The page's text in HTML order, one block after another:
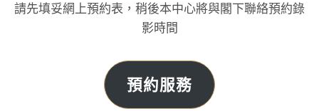
請先填妥網上預約表，稍後本中心將與閣下聯絡預約錄
影時間
預約服務